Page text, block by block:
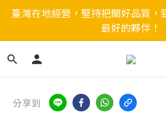
臺灣在地經營，堅持把關好品質，
最好的夥伴！
分享到